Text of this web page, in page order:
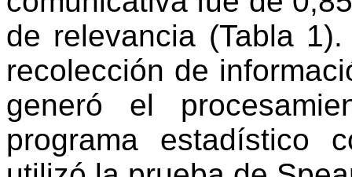
de relevancia (Tabla1).
recolección de
generó
el
programa
estadístico